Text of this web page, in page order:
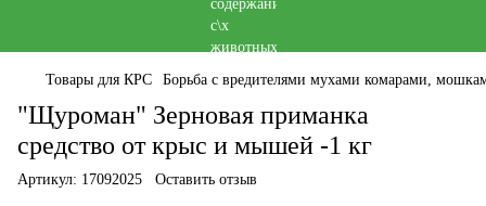
Товары для КРС Борьба с вредителями мухами комарами,
"Щуроман" Зерновая приманка
средство от крыс и мышей -1 кг
Артикул: 17092025 Оставить отзыв